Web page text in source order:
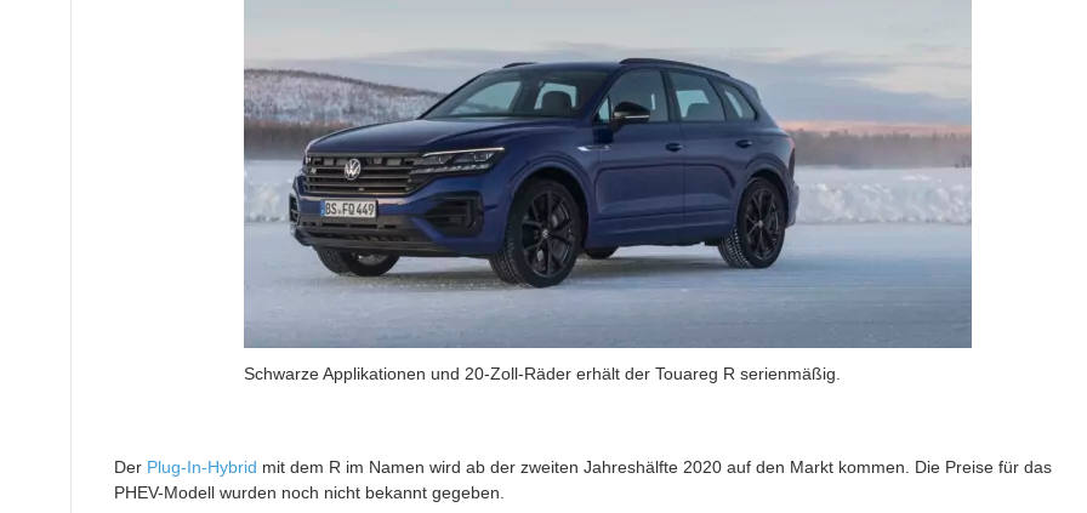
Schwarze Applikationen und 20-Zoll-Räder erhält der Touareg R serienmäßig.
Der Plug-In-Hybrid mit dem R im Namen wird ab der zweiten Jahreshälfte 2020 auf den Markt kommen. Die Preise für das
PHEV-Modell wurden noch nicht bekannt gegeben.